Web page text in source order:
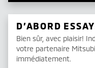
D’ABORD
Bien sûr, avec plaisir!
votre partenaire
immédiatement.